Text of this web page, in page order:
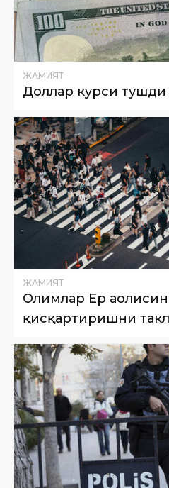
ЖАМИЯТ
Доллар курси тушди
ЖАМИЯТ
Олимлар Ер
қисқартиришни